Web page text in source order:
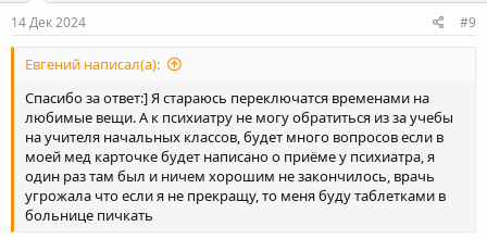
14 Дек 2024 #9
Евгений написал(а):
Спасибо за ответ:] Я стараюсь переключатся временами на
любимые вещи. А к психиатру не могу обратиться из за учебы
на учителя начальных классов, будет много вопросов если в
моей мед карточке будет написано о приёме у психиатра, я
один раз там был и ничем хорошим не закончилось, врачь
угрожала что если я не прекращу, то меня буду таблетками в
больнице пичкать